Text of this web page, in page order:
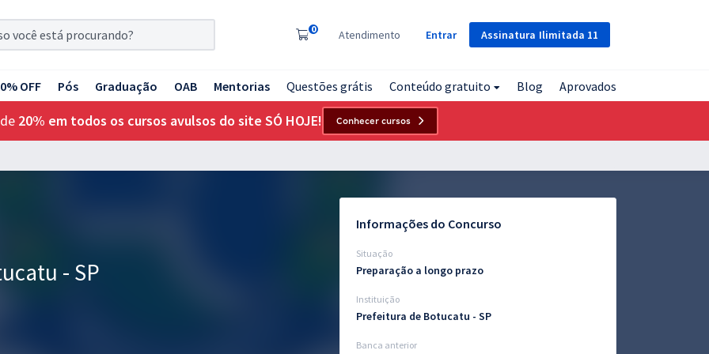
Assinatura Ilimitada 11
0 Atendimento Entrar
OFF Pós Graduação OAB Mentorias Questões grátis Conteúdo gratuito Blog Aprovados
20% em todos os cursos avulsos do site SÓ HOJE! Conhecer cursos
- SP
Informações do Concurso
Situação
Preparação a longo prazo
Instituição
Prefeitura de Botucatu - SP
Banca anterior